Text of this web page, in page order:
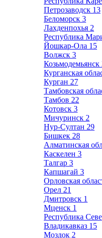
Петрозаводск 13
Беломорск 3
Лахденпохья 2
Республика
Йошкар-Ола 15
Волжск 3
Козьмодемьянск
Курганская
Курган 27
Тамбовская
Тамбов 22
Котовск 3
Мичуринск 2
Нур-Султан 29
Бишкек 28
Алматинская
Каскелен 3
Талгар 3
Капшагай 3
Орловская
Орел 21
Дмитровск 1
Мценск 1
Республика
Владикавказ 15
Моздок 2